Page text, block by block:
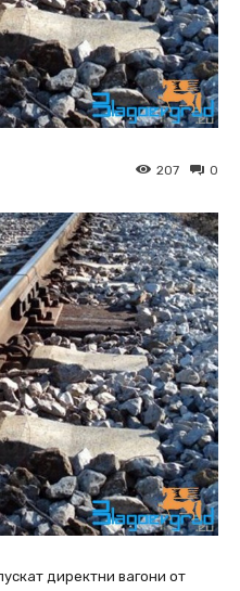
0
207
директни вагони от